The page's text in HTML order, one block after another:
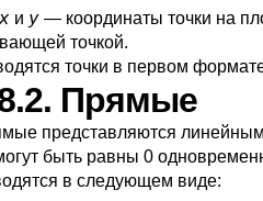
x и y — координаты точки на
точкой.
точки в первом
Прямые
представляются
быть равны 0
в следующем виде: